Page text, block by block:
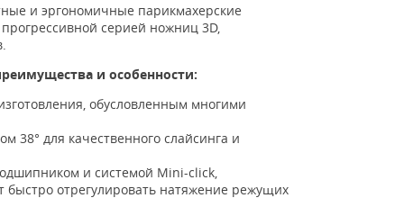
и эргономичные парикмахерские
серией ножниц 3D,
и особенности:
обусловленным многими
38° для качественного слайсинга и
и системой Mini-click,
быстро отрегулировать натяжение режущих